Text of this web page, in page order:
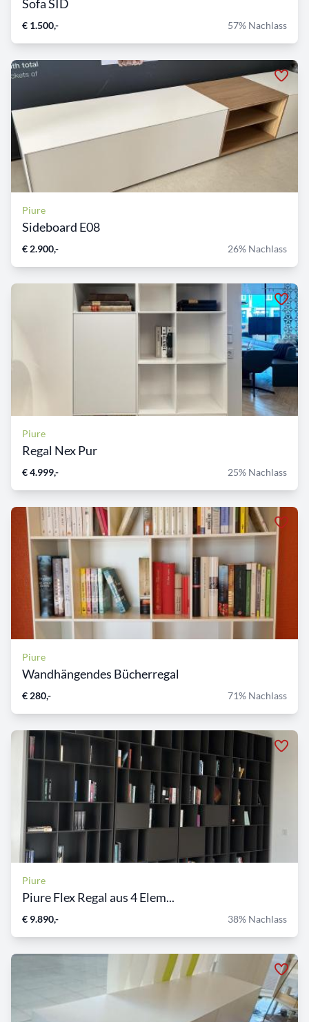
Sofa SID
€ 1.500,- 57% Nachlass
Piure
Sideboard E08
€ 2.900,- 26% Nachlass
Piure
Regal Nex Pur
€ 4.999,- 25% Nachlass
Piure
Wandhängendes Bücherregal
€ 280,- 71% Nachlass
Piure
Piure Flex Regal aus 4 Elem...
€ 9.890,- 38% Nachlass